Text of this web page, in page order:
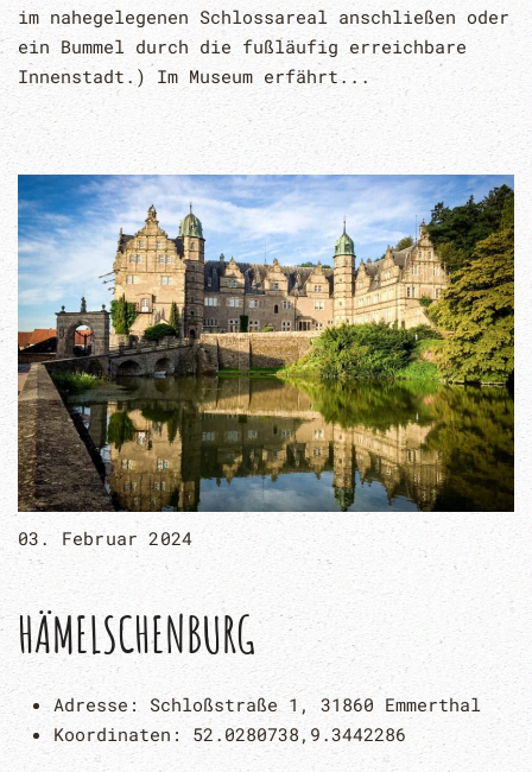
im nahegelegenen Schlossareal anschließen oder
ein Bummel durch die fußläufig erreichbare
Innenstadt.) Im Museum erfährt...
03. Februar 2024
HÄMELSCHENBURG
Adresse: Schloßstraße 1, 31860 Emmerthal
Koordinaten: 52.0280738,9.3442286